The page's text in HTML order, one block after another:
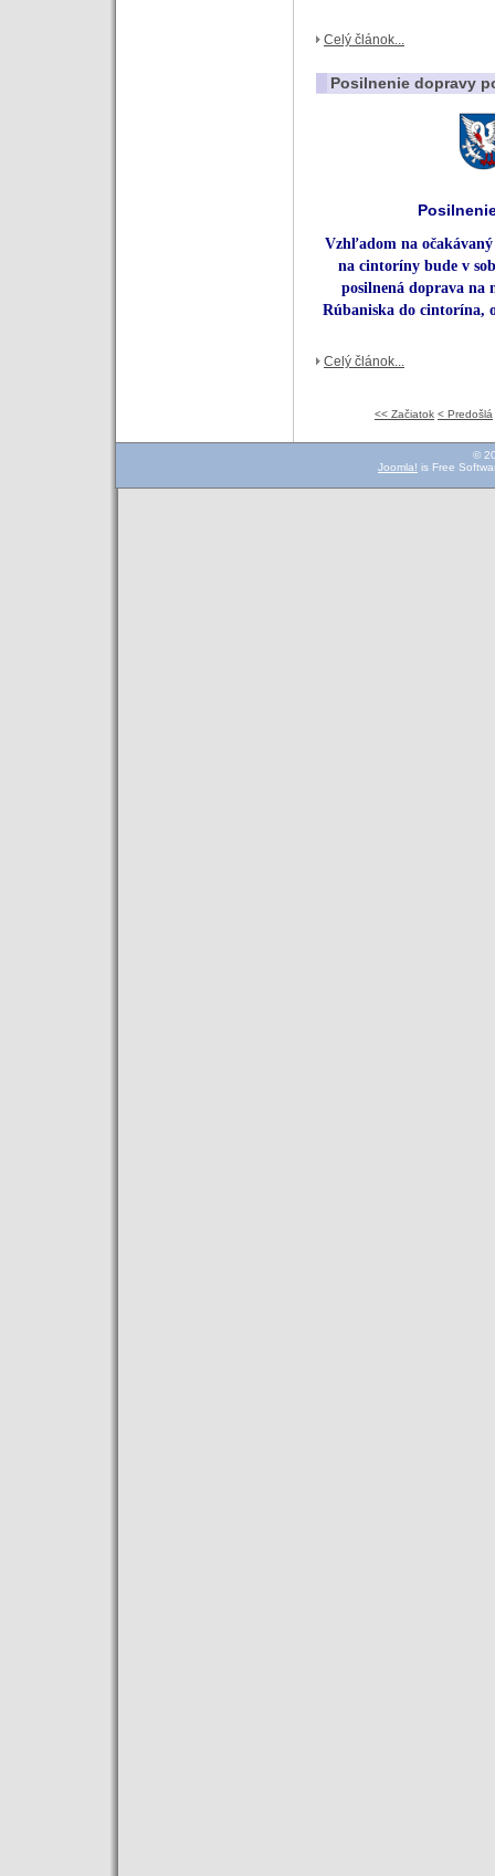
Celý článok...
Posilnenie dopravy
Vzhľadom na očakávaný
na cintoríny bude v
posilnená doprava na
Rúbaniska do cintorína,
Celý článok...
<< Začiatok < Predošlá
©
Joomla! is Free